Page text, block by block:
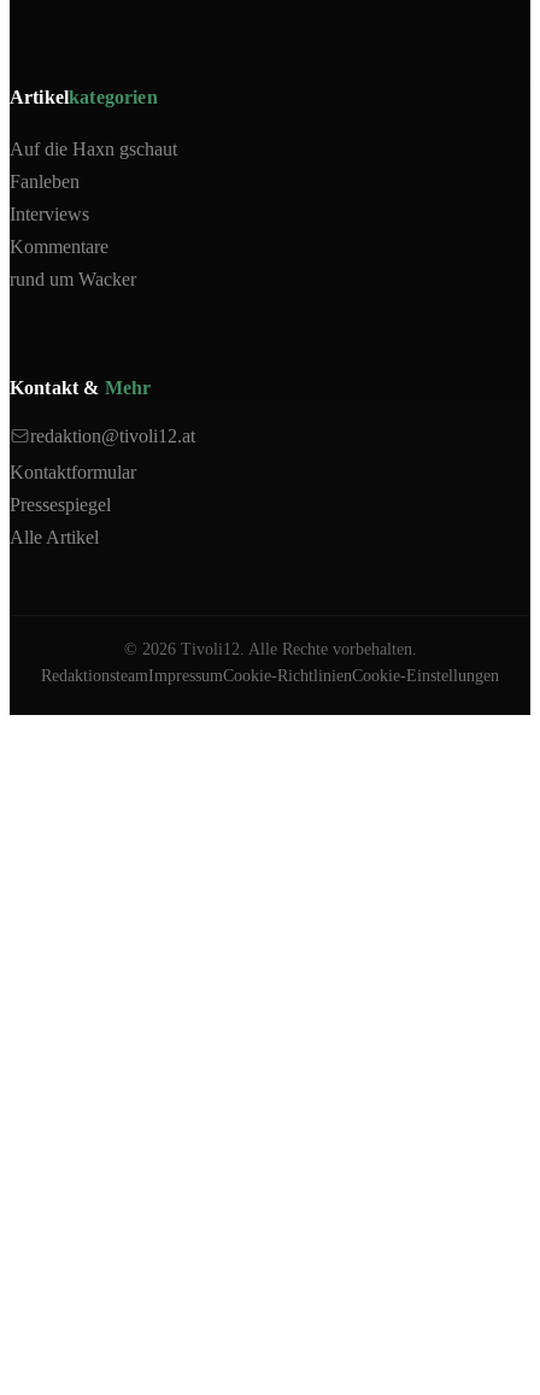
Artikelkategorien
Auf die Haxn gschaut
Fanleben
Interviews
Kommentare
rund um Wacker
Kontakt & Mehr
redaktion@tivoli12.at
Kontaktformular
Pressespiegel
Alle Artikel
© 2026Tivoli12. Alle Rechte vorbehalten.
RedaktionsteamImpressumCookie-RichtlinienCookie-Einstellungen